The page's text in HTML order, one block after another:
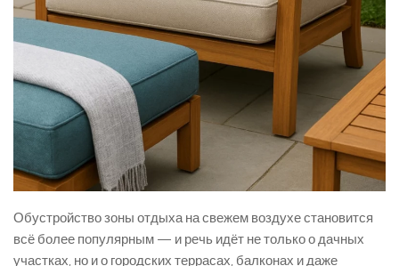
Обустройство зоны отдыха на свежем воздухе становится
всё более популярным — и речь идёт не только о дачных
участках, но и о городских террасах, балконах и даже